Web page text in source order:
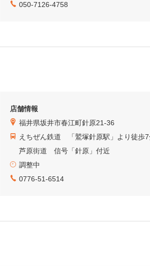
050-7126-4758
店舗情報
福井県坂井市春江町針原21-36
えちぜん鉄道 「鷲塚針原駅」より徒歩7
芦原街道 信号「針原」付近
調整中
0776-51-6514